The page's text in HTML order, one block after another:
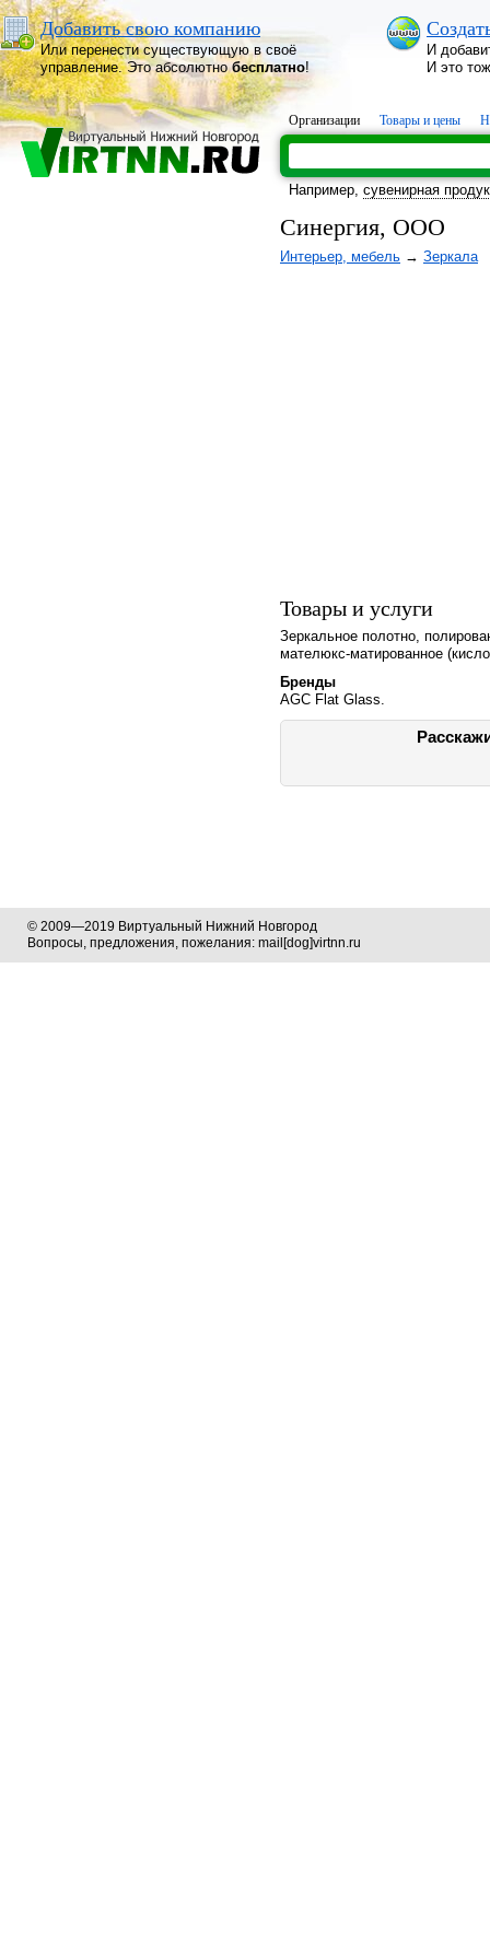
Добавить свою компанию
Или перенести существующую в своё
управление. Это абсолютнобесплатно!
И
И это
Организации Товары и цены
Например, сувенирная
Синергия, ООО
Интерьер, мебель → Зеркала
Товары и услуги
Зеркальное полотно,
мателюкс-матированное
Бренды
AGC Flat Glass.
© 2009—2019 Виртуальный Нижний Новгород
Вопросы, предложения, пожелания: mail[dog]virtnn.ru